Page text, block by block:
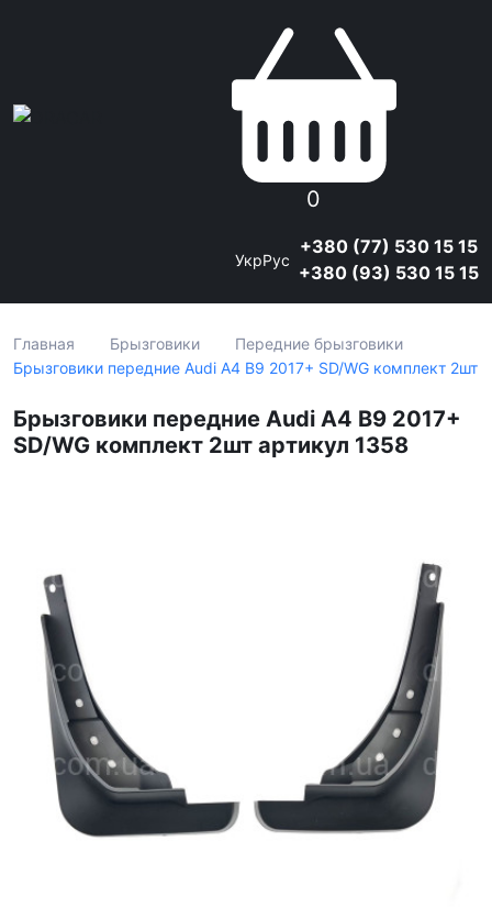
0
УкрРус
+380 (77) 530 15 15
+380 (93) 530 15 15
Главная Брызговики
Передние брызговики
Брызговики передние Audi A4 B9 2017+ SD/WG комплект 2шт
Брызговики передние Audi A4 B9 2017+
SD/WG комплект 2шт артикул 1358